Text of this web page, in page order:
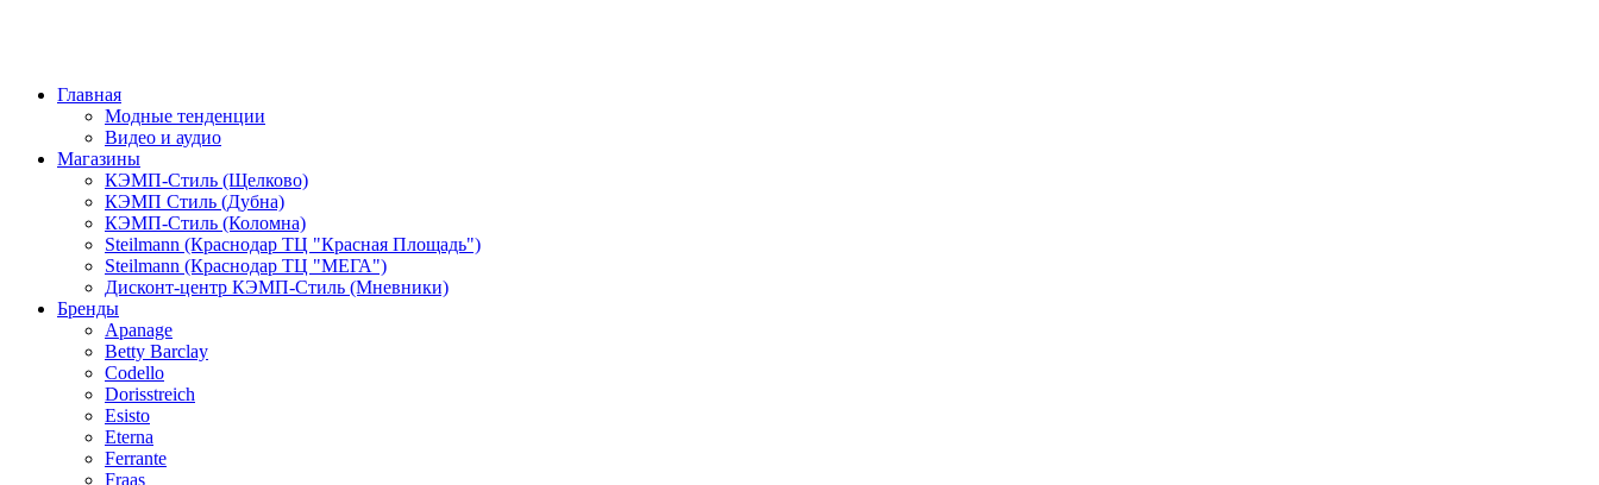
Главная
Модные тенденции
Видео и аудио
Магазины
КЭМП-Стиль (Щелково)
КЭМП Стиль (Дубна)
КЭМП-Стиль (Коломна)
Steilmann (Краснодар ТЦ "Красная Площадь")
Steilmann (Краснодар ТЦ "МЕГА")
Дисконт-центр КЭМП-Стиль (Мневники)
Бренды
Apanage
Betty Barclay
Codello
Dorisstreich
Esisto
Eterna
Ferrante
Fraas